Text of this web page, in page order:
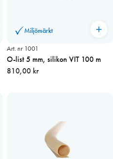
Miljömärkt
Art. nr 1001
O-list 5 mm, silikon VIT 100 m
810,00 kr